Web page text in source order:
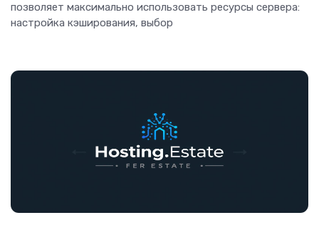
позволяет максимально использовать ресурсы сервера:
настройка кэширования, выбор